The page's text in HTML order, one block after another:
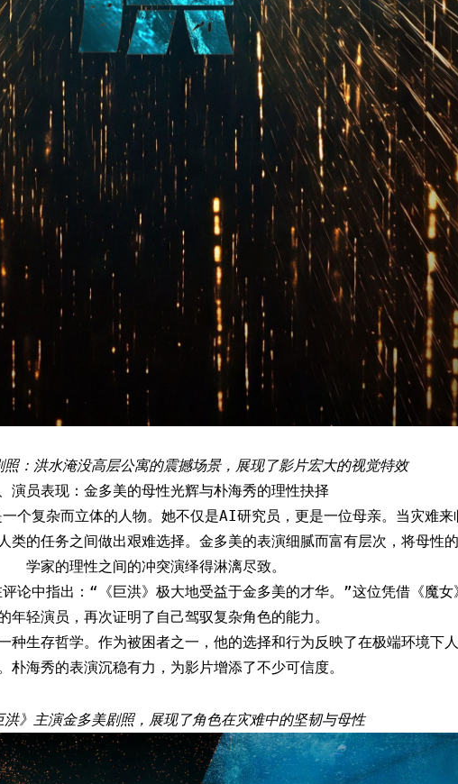
照：洪水淹没高层公寓的震撼场景，展现了影片宏大的视觉特效
演员表现：金多美的母性光辉与朴海秀的理性抉择
个复杂而立体的人物。她不仅是AI研究员，更是一位母亲。当灾难来
类的任务之间做出艰难选择。金多美的表演细腻而富有层次，将母性
学家的理性之间的冲突演绎得淋漓尽致。
中指出：“《巨洪》极大地受益于金多美的才华。”这位凭借《魔女
年轻演员，再次证明了自己驾驭复杂角色的能力。
种生存哲学。作为被困者之一，他的选择和行为反映了在极端环境下
朴海秀的表演沉稳有力，为影片增添了不少可信度。
洪》主演金多美剧照，展现了角色在灾难中的坚韧与母性